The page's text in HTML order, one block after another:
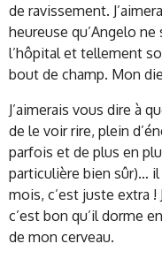
de ravissement.
heureuse qu’Angelo
l’hôpital et tellement
bout de champ. Mon
J’aimerais vous dire à
de le voir rire, plein
parfois et de plus en
particulière bien sûr)… il
mois, c’est juste extra !
c’est bon qu’il dorme
de mon cerveau.